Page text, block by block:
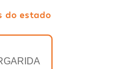
do estado